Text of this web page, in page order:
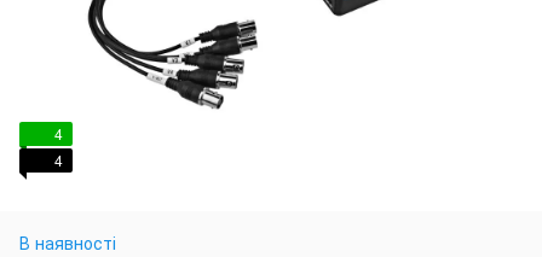
4
4
В наявності